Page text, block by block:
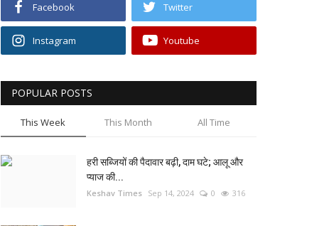
Facebook Twitter
Instagram Youtube
POPULAR POSTS
This Week This Month All Time
हरी सब्जियों की पैदावार बढ़ी, दाम घटे; आलू और
प्याज की...
Keshav Times Sep 14, 2024 0 316